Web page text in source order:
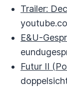
Trailer:
E&U-
Futur II